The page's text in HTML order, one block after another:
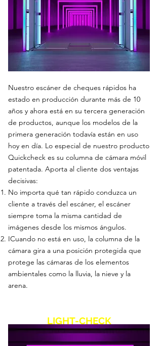
Nuestro escáner de cheques rápidos ha
estado en producción durante más de 10
años y ahora está en su tercera generación
de productos, aunque los modelos de la
primera generación todavía están en uso
hoy en día. Lo especial de nuestro producto
Quickcheck es su columna de cámara móvil
patentada. Aporta al cliente dos ventajas
decisivas:
No importa qué tan rápido conduzca un
cliente a través del escáner, el escáner
siempre toma la misma cantidad de
imágenes desde los mismos ángulos.
ICuando no está en uso, la columna de la
cámara gira a una posición protegida que
protege las cámaras de los elementos
ambientales como la lluvia, la nieve y la
arena.
LIGHT-CHECK